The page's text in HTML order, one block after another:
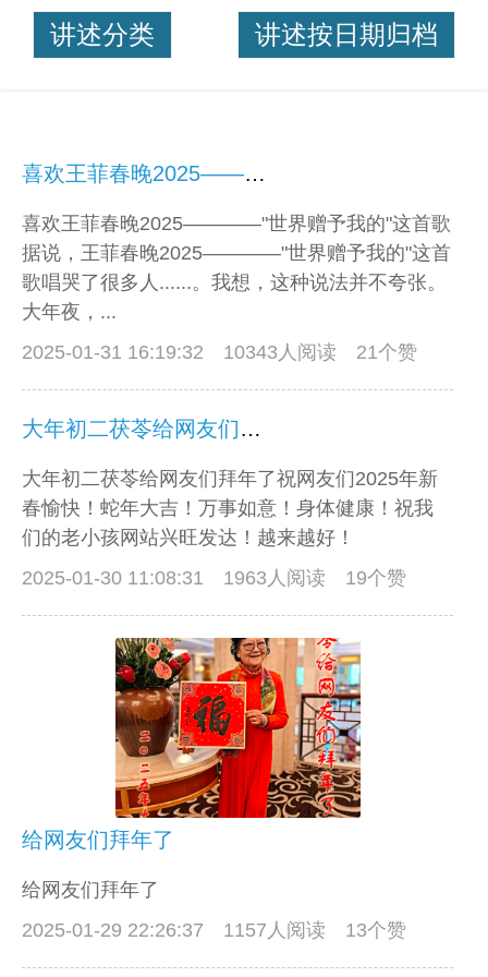
讲述分类 讲述按日期归档
喜欢王菲春晚2025————“世界赠予我的”这首歌
喜欢王菲春晚2025————"世界赠予我的"这首歌
据说，王菲春晚2025————"世界赠予我的"这首
歌唱哭了很多人......。我想，这种说法并不夸张。
大年夜，...
2025-01-31 16:19:32
10343人阅读 21个赞
大年初二茯苓给网友们拜年了
大年初二茯苓给网友们拜年了祝网友们2025年新
春愉快！蛇年大吉！万事如意！身体健康！祝我
们的老小孩网站兴旺发达！越来越好！
2025-01-30 11:08:31
1963人阅读 19个赞
给网友们拜年了
给网友们拜年了
2025-01-29 22:26:37
1157人阅读 13个赞